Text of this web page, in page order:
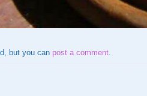
but you can post a comment